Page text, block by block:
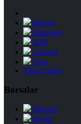
Bitcoin
Ethereum
XRP
Litecoin
Tron
Tüm Coinler
Borsalar
Binance
Huobi